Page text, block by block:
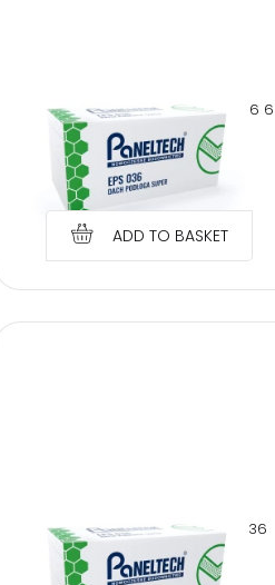
PANELTECH POLYSTYRENE EPS 036 6
CM ROOF FLOOR SUPER
€2.36
ADD TO BASKET
PANELTECH POLYSTYRENE EPS 036
80 CM ROOF FLOOR SUPER